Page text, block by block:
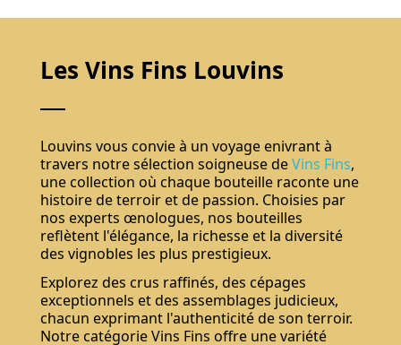
Les Vins Fins Louvins
Louvins vous convie à un voyage enivrant à
travers notre sélection soigneuse deVins Fins,
une collection où chaque bouteille raconte une
histoire de terroir et de passion. Choisies par
nos experts œnologues, nos bouteilles
reflètent l'élégance, la richesse et la diversité
des vignobles les plus prestigieux.
Explorez des crus raffinés, des cépages
exceptionnels et des assemblages judicieux,
chacun exprimant l'authenticité de son terroir.
Notre catégorie Vins Fins offre une variété